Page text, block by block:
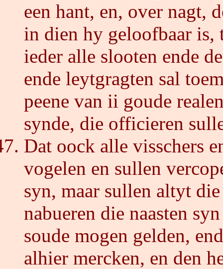
een hant, en, over nagt,
in dien hy geloofbaar is,
ieder alle slooten ende
ende leytgragten sal
peene van ii goude
synde, die officieren
Dat oock alle visschers
vogelen en sullen
syn, maar sullen altyt
nabueren die naasten
soude mogen gelden,
alhier mercken, en den